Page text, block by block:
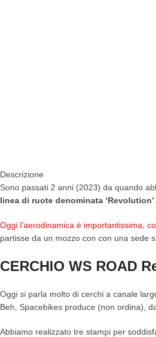
Descrizione
Sono passati 2 anni (2023) da quando
linea di ruote denominata ‘Revolution’
Oggi l’aerodinamica è importantissima,
partisse da un mozzo con con una sede
CERCHIO WS ROAD
Oggi si parla molto di cerchi a canale
Beh, Spacebikes produce (non ordina),
Abbiamo realizzato tre stampi per